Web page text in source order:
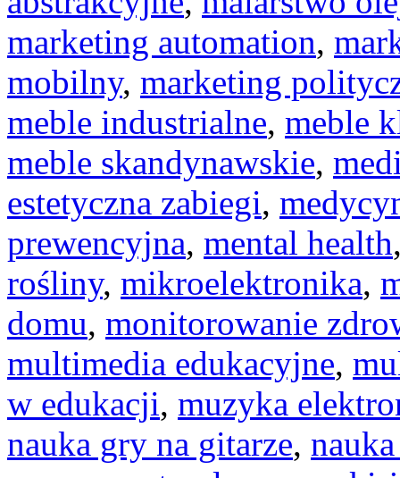
marketing automation,
mobilny, marketing
meble industrialne, meble
meble skandynawskie,
estetyczna zabiegi,
prewencyjna, mental health
rośliny, mikroelektronika,
domu, monitorowanie
multimedia edukacyjne,
w edukacji, muzyka
nauka gry na gitarze,